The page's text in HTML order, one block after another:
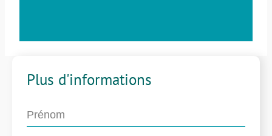
Plus d'informations